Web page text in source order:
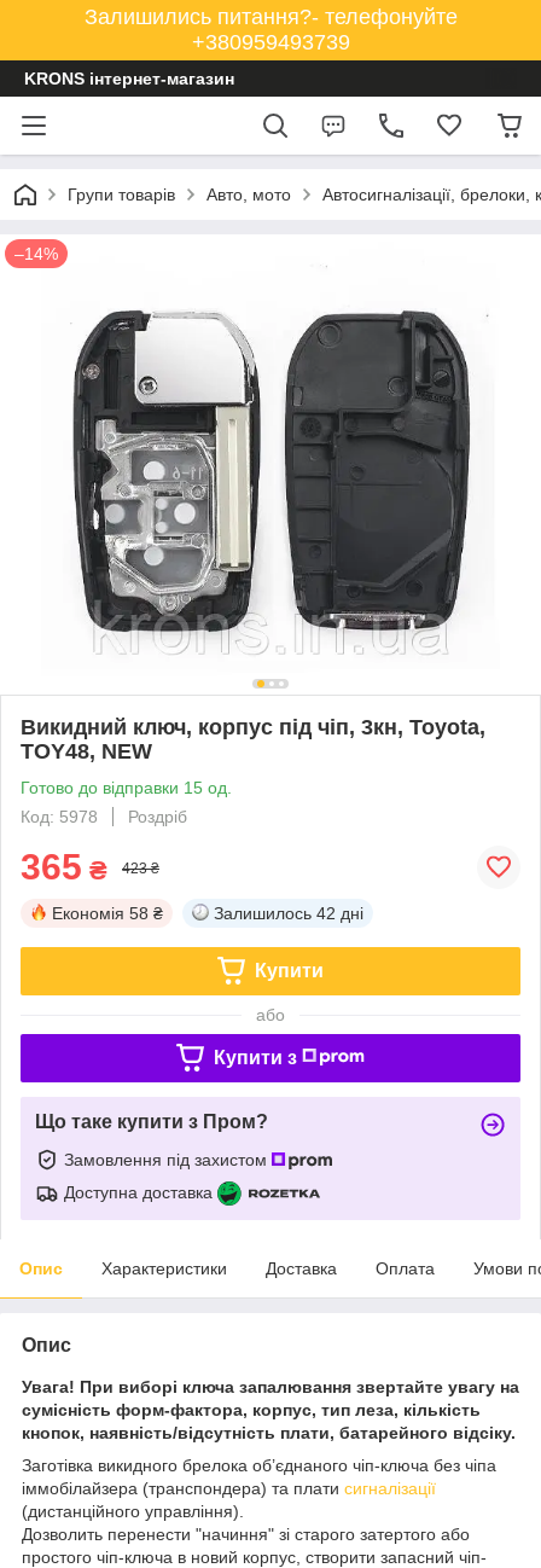
Залишились питання?- телефонуйте
+380959493739
KRONS інтернет-магазин
Групи товарів Авто, мото Автосигналізації, брелоки,
–14%
Викидний ключ, корпус під чіп, 3кн, Toyota,
TOY48, NEW
Готово до відправки 15 од.
Код: 5978
Роздріб
365 ₴ 423 ₴
Економія 58 ₴ Залишилось 42 дні
Купити
або
Купити з
Що таке купити з Пром?
Замовлення під захистом
Доступна доставка
Опис Характеристики Доставка Оплата Умови
Опис
Увага! При виборі ключа запалювання звертайте увагу на
сумісність форм-фактора, корпус, тип леза, кількість
кнопок, наявність/відсутність плати, батарейного відсіку.
Заготівка викидного брелока об’єднаного чіп-ключа без чіпа
іммобілайзера (транспондера) та плати сигналізації
(дистанційного управління).
Дозволить перенести "начиння" зі старого затертого або
простого чіп-ключа в новий корпус, створити запасний чіп-